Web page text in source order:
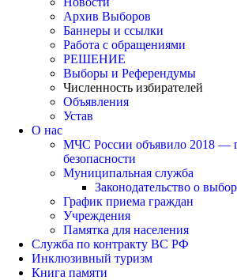
Архив Выборов
Баннеры и ссылки
Работа с обращениями
РЕШЕНИЕ
Выборы и Референдумы
Численность избирателей
Объявления
Устав
О нас
МЧС России объявило 2018 —
безопасности
Муниципальная служба
Законодательство о
График приема граждан
Учреждения
Памятка для населения
Служба по контракту ВС РФ
Инклюзивный туризм
Книга памяти